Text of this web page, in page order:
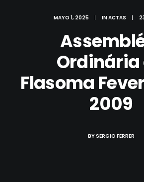
MAYO 1, 2025 | INACTAS |
Ordinária
Flasoma
2009
BYSERGIO FERRER